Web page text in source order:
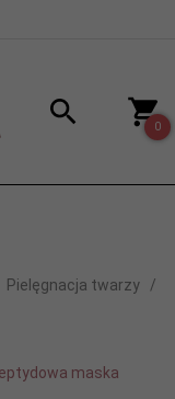
0
Pielęgnacja twarzy
maska